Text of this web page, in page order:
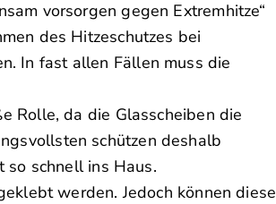
vorsorgen gegen Extremhitze“
des Hitzeschutzes bei
In fast allen Fällen muss die
Rolle, da die Glasscheiben die
schützen deshalb
schnell ins Haus.
werden. Jedoch können diese